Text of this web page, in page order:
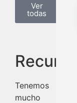
Ver
todas
Recursos
Tenemos
mucho